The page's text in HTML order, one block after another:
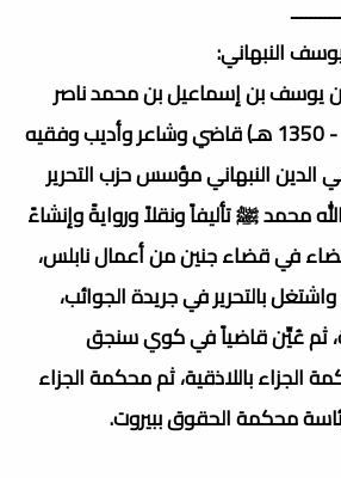
النبهاني:
يوسف بن إسماعيل بن محمد ناصر
الدين النبهاني (1265 - 1350 هـ) قاضي وشاعر وأديب وفقيه
النبهاني مؤسس حزب التحرير
محمد ﷺ تأليفاً ونقلاً وروايةً وإنشاءً
في قضاء جنين من أعمال نابلس،
بالتحرير في جريدة الجوائب،
ثم عُيِّن قاضياً في كوي سنجق
الجزاء باللاذقية، ثم محكمة الجزاء
محكمة الحقوق ببيروت.